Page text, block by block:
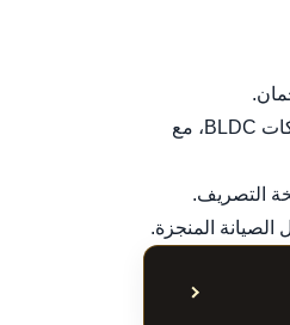
تخصص دقيق في إصلاح جميع أنواع المحركات، بما في ذلك محركات الانفرتر الرقمي (Digital Inverter) ومحركات BLDC، مع
التصريف.
إظهار أو إخفاء جدول المحتويات